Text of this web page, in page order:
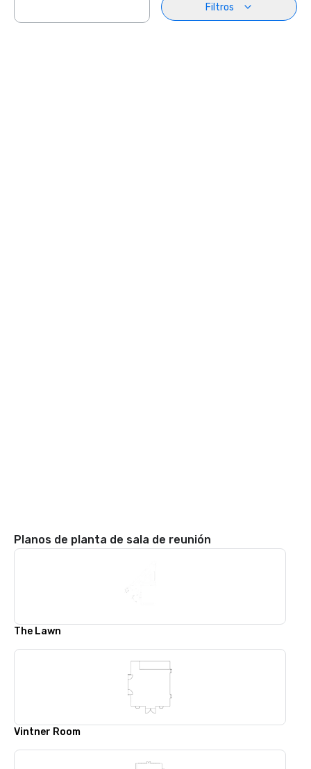
Filtros
Planos de planta de sala de reunión
The Lawn
Vintner Room